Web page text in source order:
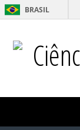
BRASIL